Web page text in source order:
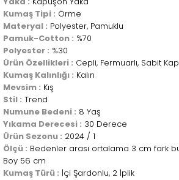
Kumaş Tipi : Örme
Materyal : Polyester, Pamuklu
Pamuk-Cotton : %70
Polyester : %30
Ürün Özellikleri : Cepli, Fermuarlı, Sabit
Kumaş Kalınlığı : Kalın
Mevsim : Kış
Stil : Trend
Numune Bedeni : 8 Yaş
Yıkama Derecesi : 30 Derece
Ürün Sezonu : 2024 / 1
Ölçü : Bedenler arası ortalama 3 cm fark
Boy 56 cm
Kumaş Türü : İçi Şardonlu, 2 İplik